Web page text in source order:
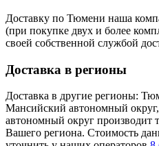
Доставку по Тюмени наша
(при покупке двух и более
своей собственной службой
Доставка в регионы
Доставка в другие регионы:
Мансийский автономный
автономный округ производит
Вашего региона. Стоимость